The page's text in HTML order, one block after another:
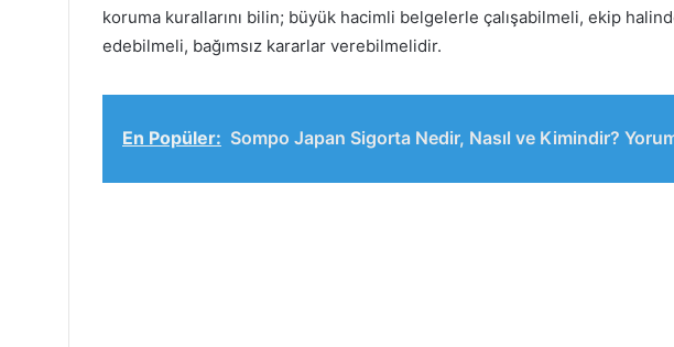
koruma kurallarını bilin; büyük hacimli belgelerle çalışabilmeli, ekip
edebilmeli, bağımsız kararlar verebilmelidir.
En Popüler: Sompo Japan Sigorta Nedir, Nasıl ve Kimindir?